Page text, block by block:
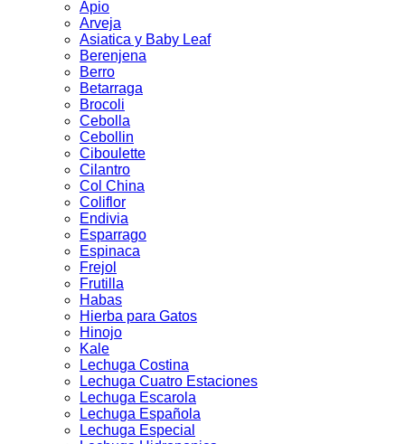
Apio
Arveja
Asiatica y Baby Leaf
Berenjena
Berro
Betarraga
Brocoli
Cebolla
Cebollin
Ciboulette
Cilantro
Col China
Coliflor
Endivia
Esparrago
Espinaca
Frejol
Frutilla
Habas
Hierba para Gatos
Hinojo
Kale
Lechuga Costina
Lechuga Cuatro Estaciones
Lechuga Escarola
Lechuga Española
Lechuga Especial